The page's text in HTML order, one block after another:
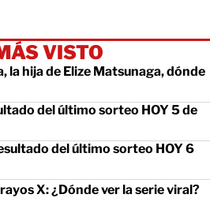
VISTO
la hija de Elize Matsunaga, dónde
del último sorteo HOY 5 de
del último sorteo HOY 6
X: ¿Dónde ver la serie viral?